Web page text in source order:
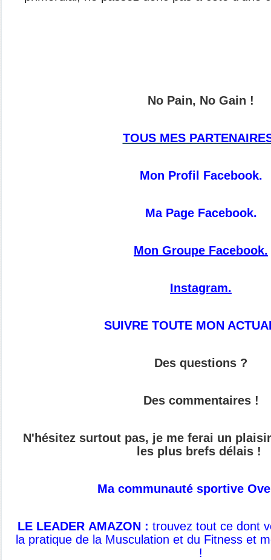
No Pain, No Gain !
TOUS MES
Mon Profil Facebook.
Ma Page Facebook.
Mon Groupe Facebook.
Instagram.
SUIVRE TOUTE MON
Des questions ?
Des commentaires !
N'hésitez surtout pas, je me ferai un
les plus brefs délais !
Ma communauté sportive
LE LEADER AMAZON : trouvez tout ce dont
la pratique de la Musculation et du Fitness et
!